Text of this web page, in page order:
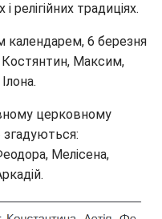
релігійних традиціях.
календарем, 6 березня
Костянтин, Максим,
церковному
згадуються:
Мелісена,